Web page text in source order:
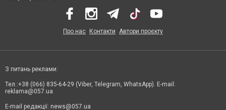
Про нас Контакти Автори проєкту
З питань реклами:
Тел.:+38 (066) 835-64-29 (Viber, Telegram, WhatsApp). E-mail:
reklama@057.ua
E-mail редакції: news@057.ua